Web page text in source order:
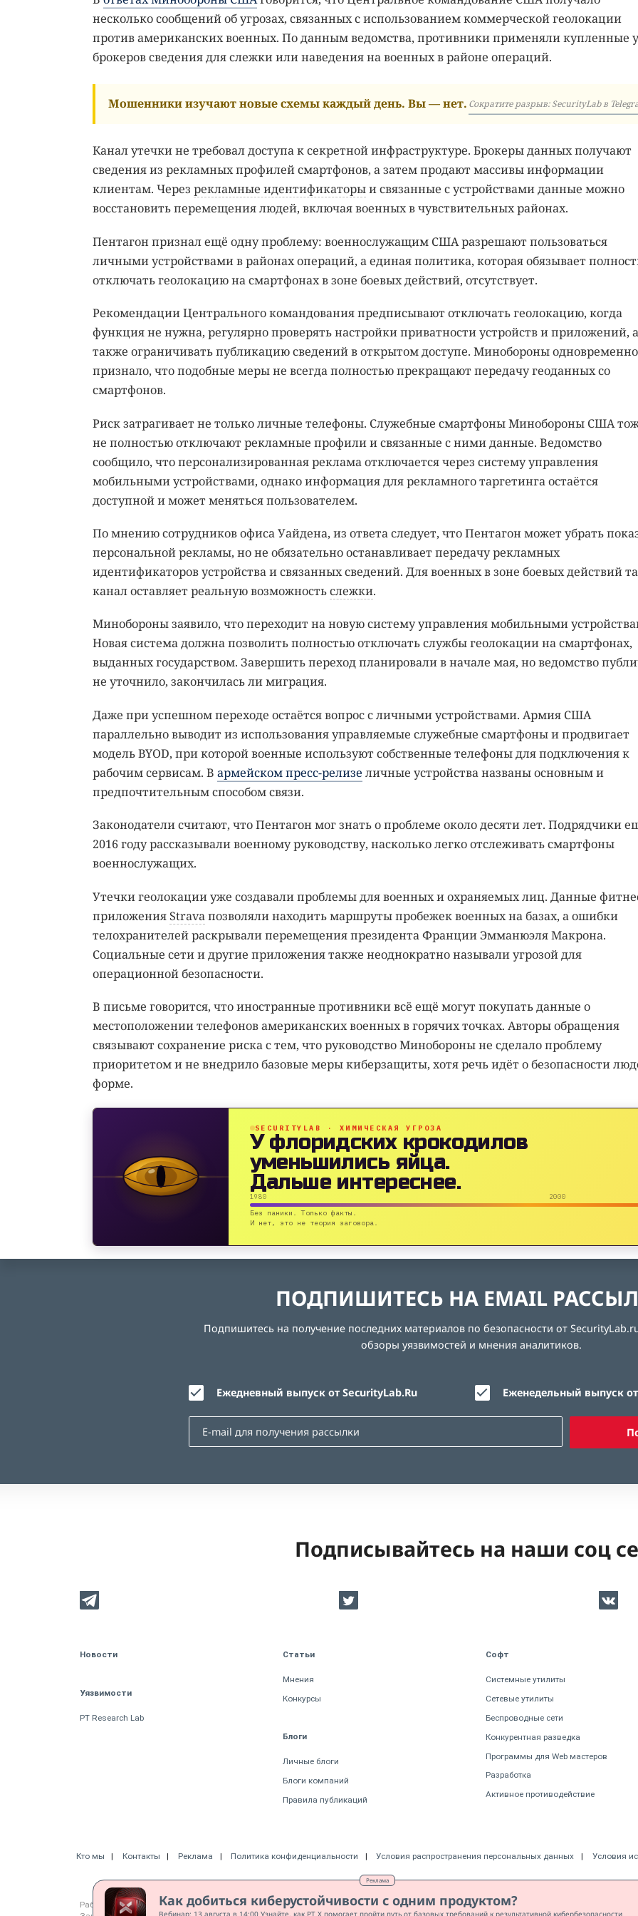
Реклама
Как добиться киберустойчивости с одним продуктом?
Вебинар: 13 августа в 14:00 Узнайте, как PT X помогает пройти путь от базовых требований к результативной кибербезопасности
несколько сообщений об угрозах, связанных с использованием коммерческой геолокации
против американских военных. По данным ведомства, противники применяли купленные у
брокеров сведения для слежки или наведения на военных в районе операций.
Мошенники изучают новые схемы каждый день. Вы — нет. Сократите разрыв: SecurityLab в
Канал утечки не требовал доступа к секретной инфраструктуре. Брокеры данных получают
сведения из рекламных профилей смартфонов, а затем продают массивы информации
клиентам. Через рекламные идентификаторыи связанные с устройствами данные можно
восстановить перемещения людей, включая военных в чувствительных районах.
Пентагон признал ещё одну проблему: военнослужащим США разрешают пользоваться
личными устройствами в районах операций, а единая политика, которая обязывает
отключать геолокацию на смартфонах в зоне боевых действий, отсутствует.
Рекомендации Центрального командования предписывают отключать геолокацию, когда
функция не нужна, регулярно проверять настройки приватности устройств и приложений, а
также ограничивать публикацию сведений в открытом доступе. Минобороны одновременно
признало, что подобные меры не всегда полностью прекращают передачу геоданных со
смартфонов.
Риск затрагивает не только личные телефоны. Служебные смартфоны Минобороны США
не полностью отключают рекламные профили и связанные с ними данные. Ведомство
сообщило, что персонализированная реклама отключается через систему управления
мобильными устройствами, однако информация для рекламного таргетинга остаётся
доступной и может меняться пользователем.
По мнению сотрудников офиса Уайдена, из ответа следует, что Пентагон может убрать
персональной рекламы, но не обязательно останавливает передачу рекламных
идентификаторов устройства и связанных сведений. Для военных в зоне боевых действий
канал оставляет реальную возможностьслежки.
Минобороны заявило, что переходит на новую систему управления мобильными
Новая система должна позволить полностью отключать службы геолокации на смартфонах,
выданных государством. Завершить переход планировали в начале мая, но ведомство
не уточнило, закончилась ли миграция.
Даже при успешном переходе остаётся вопрос с личными устройствами. Армия США
параллельно выводит из использования управляемые служебные смартфоны и продвигает
модель BYOD, при которой военные используют собственные телефоны для подключения к
рабочим сервисам. В армейском пресс-релизе личные устройства названы основным и
предпочтительным способом связи.
Законодатели считают, что Пентагон мог знать о проблеме около десяти лет. Подрядчики
2016 году рассказывали военному руководству, насколько легко отслеживать смартфоны
военнослужащих.
Утечки геолокации уже создавали проблемы для военных и охраняемых лиц. Данные
приложенияStravaпозволяли находить маршруты пробежек военных на базах, а ошибки
телохранителей раскрывали перемещения президента Франции Эмманюэля Макрона.
Социальные сети и другие приложения также неоднократно называли угрозой для
операционной безопасности.
В письме говорится, что иностранные противники всё ещё могут покупать данные о
местоположении телефонов американских военных в горячих точках. Авторы обращения
связывают сохранение риска с тем, что руководство Минобороны не сделало проблему
приоритетом и не внедрило базовые меры киберзащиты, хотя речь идёт о безопасности
форме.
SECURITYLAB · ХИМИЧЕСКАЯ УГРОЗА
У флоридских крокодилов
уменьшились яйца.
Дальше интереснее.
1980 2000
Без паники. Только факты.
И нет, это не теория заговора.
ПОДПИШИТЕСЬ НА EMAIL
Подпишитесь на получение последних материалов по безопасности от
обзоры уязвимостей и мнения аналитиков.
Ежедневный выпуск от SecurityLab.Ru Еженедельный выпуск
Подписывайтесь на наши соц
Новости
Уязвимости
PT Research Lab
Статьи
Мнения
Конкурсы
Блоги
Личные блоги
Блоги компаний
Правила публикаций
Софт
Системные утилиты
Сетевые утилиты
Беспроводные сети
Конкурентная разведка
Программы для Web мастеров
Разработка
Активное противодействие
Кто мы Контакты Реклама Политика конфиденциальности Условия распространения персональных данных Условия
Работает на CMS "1С-Битрикс: Управление сайтом"